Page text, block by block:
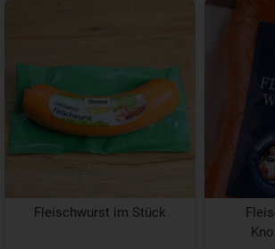
Fleischwurst im Stück